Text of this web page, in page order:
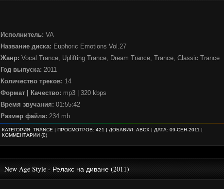
Исполнитель: VA
Название диска: Euphoric Emotions Vol.27
Жанр: Vocal Trance, Uplifting Trance, Dream Trance, Trance, Classic Trance
Год выпуска: 2011
Количество треков: 14
Формат | Качество: mp3 | 320 kbps
Время звучания: 01:55:42
Размер файла: 234 mb
КАТЕГОРИЯ: TRANCE | ПРОСМОТРОВ: 421 | ДОБАВИЛ: ABCX | ДАТА: 09-СЕН-2011 |
КОММЕНТАРИИ (0)
New Age Style - Релакс на диване (2011)